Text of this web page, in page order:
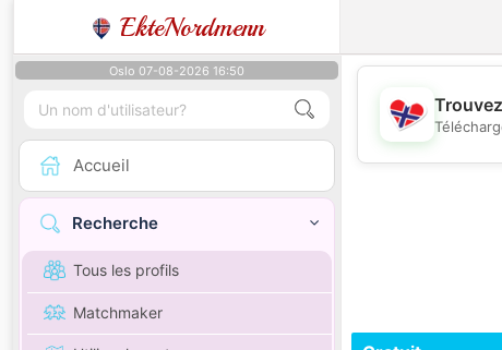
EkteNordmenn
Oslo 07-08-2026 16:50
Accueil
Recherche
Tous les profils
Matchmaker